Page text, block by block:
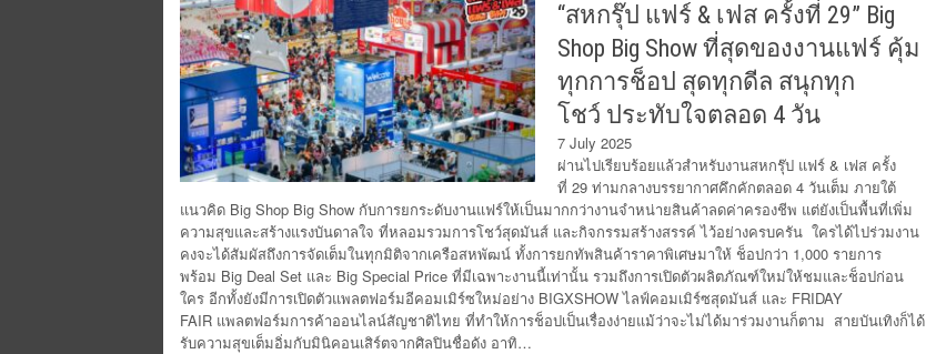
“สหกรุ๊ป แฟร์ & เฟส ครั้งที่ 29” Big
Shop Big Show ที่สุดของงานแฟร์ คุ้ม
ทุกการช็อป สุดทุกดีล สนุกทุก
โชว์ ประทับใจตลอด 4 วัน
7 July 2025
ผ่านไปเรียบร้อยแล้วสำหรับงานสหกรุ๊ป แฟร์ & เฟส ครั้ง
ที่ 29 ท่ามกลางบรรยากาศคึกคักตลอด 4 วันเต็ม ภายใต้
แนวคิด Big Shop Big Show กับการยกระดับงานแฟร์ให้เป็นมากกว่างานจำหน่ายสินค้าลดค่าครองชีพ แต่ยังเป็นพื้นที่เพิ่ม
ความสุขและสร้างแรงบันดาลใจ ที่หลอมรวมการโชว์สุดมันส์ และกิจกรรมสร้างสรรค์ ไว้อย่างครบครัน ใครได้ไปร่วมงาน
คงจะได้สัมผัสถึงการจัดเต็มในทุกมิติจากเครือสหพัฒน์ ทั้งการยกทัพสินค้าราคาพิเศษมาให้ ช็อปกว่า 1,000 รายการ
พร้อม Big Deal Set และ Big Special Price ที่มีเฉพาะงานนี้เท่านั้น รวมถึงการเปิดตัวผลิตภัณฑ์ใหม่ให้ชมและช็อปก่อน
ใคร อีกทั้งยังมีการเปิดตัวแพลตฟอร์มอีคอมเมิร์ซใหม่อย่าง BIGXSHOW ไลฟ์คอมเมิร์ซสุดมันส์ และ FRIDAY
FAIR แพลตฟอร์มการค้าออนไลน์สัญชาติไทย ที่ทำให้การช็อปเป็นเรื่องง่ายแม้ว่าจะไม่ได้มาร่วมงานก็ตาม สายบันเทิงก็ได้
รับความสุขเต็มอิ่มกับมินิคอนเสิร์ตจากศิลปินชื่อดัง อาทิ…